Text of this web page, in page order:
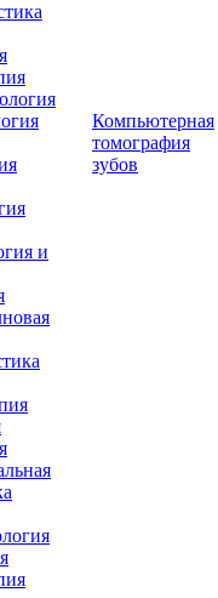
и
Компьютерная
томография
зубов